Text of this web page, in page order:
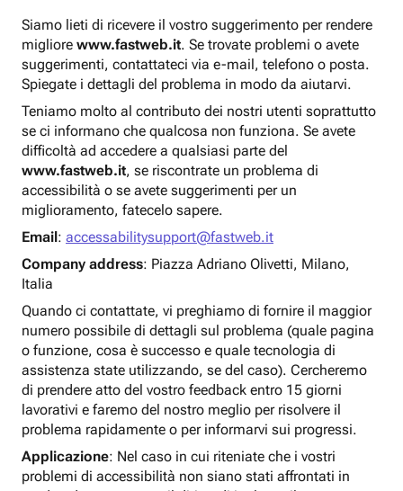
Siamo lieti di ricevere il vostro suggerimento per rendere
migliore www.fastweb.it. Se trovate problemi o avete
suggerimenti, contattateci via e-mail, telefono o posta.
Spiegate i dettagli del problema in modo da aiutarvi.
Teniamo molto al contributo dei nostri utenti soprattutto
se ci informano che qualcosa non funziona. Se avete
difficoltà ad accedere a qualsiasi parte del
www.fastweb.it, se riscontrate un problema di
accessibilità o se avete suggerimenti per un
miglioramento, fatecelo sapere.
Email: accessabilitysupport@fastweb.it
Company address: Piazza Adriano Olivetti, Milano,
Italia
Quando ci contattate, vi preghiamo di fornire il maggior
numero possibile di dettagli sul problema (quale pagina
o funzione, cosa è successo e quale tecnologia di
assistenza state utilizzando, se del caso). Cercheremo
di prendere atto del vostro feedback entro 15 giorni
lavorativi e faremo del nostro meglio per risolvere il
problema rapidamente o per informarvi sui progressi.
Applicazione: Nel caso in cui riteniate che i vostri
problemi di accessibilità non siano stati affrontati in